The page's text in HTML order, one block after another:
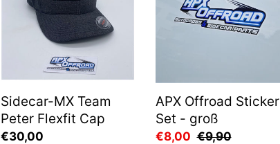
Peter
Sidecar-MX Team
Peter Flexfit Cap
Normaler
€30,00
APX Offroad Sticker
Set - groß
Sonderpreis
€8,00 Normaler
€9,90